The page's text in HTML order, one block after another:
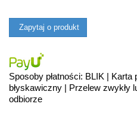
Zapytaj o produkt
Sposoby płatności: BLIK | Karta
błyskawiczny | Przelew zwykły
odbiorze